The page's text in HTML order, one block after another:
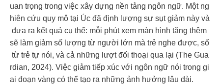
uan trọng trong việc xây dựng nền tảng ngôn ngữ. Một ng
hiên cứu quy mô tại Úc đã định lượng sự sụt giảm này và
đưa ra kết quả cụ thể: mỗi phút xem màn hình tăng thêm
sẽ làm giảm số lượng từ người lớn mà trẻ nghe được, số
từ trẻ tự nói, và cả những lượt đối thoại qua lại (The Gua
rdian, 2024). Việc giảm tiếp xúc với ngôn ngữ nói trong gi
ai đoạn vàng có thể tạo ra những ảnh hưởng lâu dài.